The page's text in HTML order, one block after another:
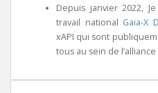
Depuis janvier 2022,
travail national Gaia-X
xAPI qui sont
tous au sein de